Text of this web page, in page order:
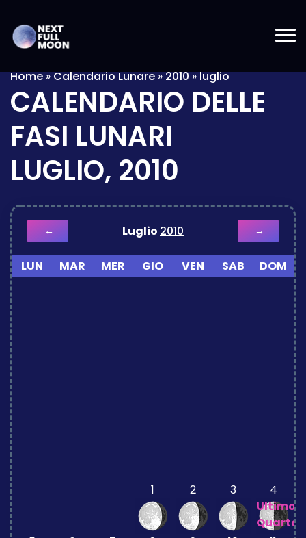
Home»Calendario Lunare»2010»luglio
CALENDARIO DELLE
FASI LUNARI
LUGLIO, 2010
← Luglio 2010 →
LUN MAR MER GIO VEN SAB DOM
1 2 3
4
Ultimo
Quarto